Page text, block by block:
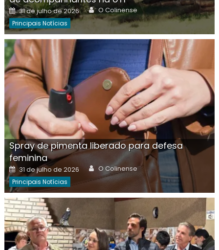
Posted
on
31 de julho de 2026 Author
O Colinense
Principais Notícias
Spray de pimenta liberado para defesa
feminina
Posted
on
31 de julho de 2026 Author
O Colinense
Principais Notícias